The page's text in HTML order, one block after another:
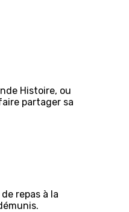
Histoire, ou
partager sa
repas à la